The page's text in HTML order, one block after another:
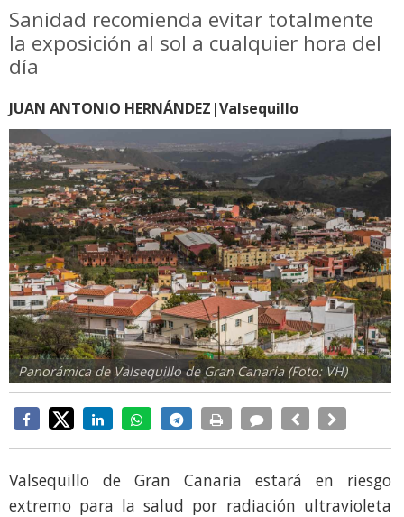
Sanidad recomienda evitar totalmente
la exposición al sol a cualquier hora del
día
JUAN ANTONIO HERNÁNDEZ|Valsequillo
Panorámica de Valsequillo de Gran Canaria (Foto: VH)
Valsequillo de Gran Canaria estará en riesgo
extremo para la salud por radiación ultravioleta